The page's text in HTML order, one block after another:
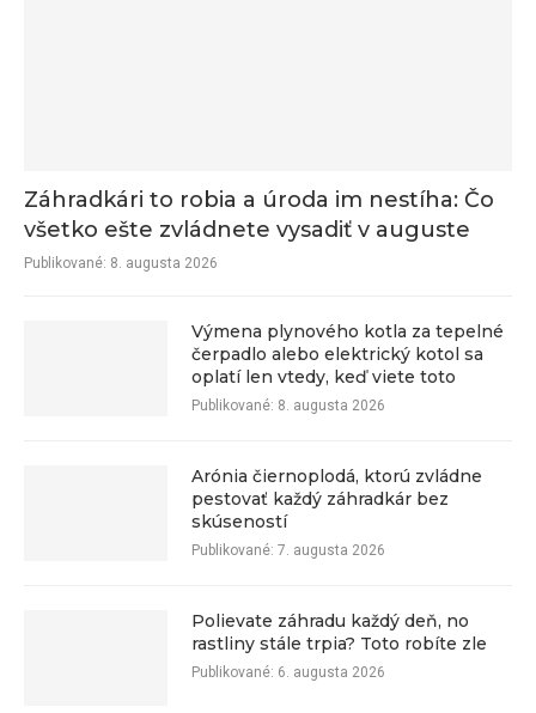
Záhradkári to robia a úroda im nestíha: Čo
všetko ešte zvládnete vysadiť v auguste
Publikované: 8. augusta 2026
Výmena plynového kotla za tepelné
čerpadlo alebo elektrický kotol sa
oplatí len vtedy, keď viete toto
Publikované: 8. augusta 2026
Arónia čiernoplodá, ktorú zvládne
pestovať každý záhradkár bez
skúseností
Publikované: 7. augusta 2026
Polievate záhradu každý deň, no
rastliny stále trpia? Toto robíte zle
Publikované: 6. augusta 2026